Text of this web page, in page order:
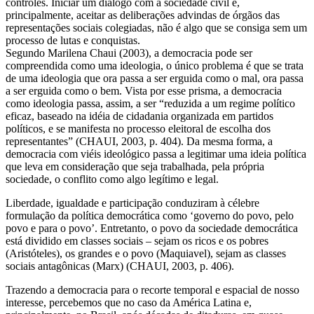
principalmente, aceitar as deliberações advindas de órgãos das
representações sociais colegiadas, não é algo que se consiga sem um
processo de lutas e conquistas.
Segundo Marilena Chaui (2003), a democracia pode ser
compreendida como uma ideologia, o único problema é que se trata
de uma ideologia que ora passa a ser erguida como o mal, ora passa
a ser erguida como o bem. Vista por esse prisma, a democracia
como ideologia passa, assim, a ser “reduzida a um regime político
eficaz, baseado na idéia de cidadania organizada em partidos
políticos, e se manifesta no processo eleitoral de escolha dos
representantes” (CHAUI, 2003, p. 404). Da mesma forma, a
democracia com viéis ideológico passa a legitimar uma ideia política
que leva em consideração que seja trabalhada, pela própria
sociedade, o conflito como algo legítimo e legal.
Liberdade, igualdade e participação conduziram à célebre
formulação da política democrática como ‘governo do povo, pelo
povo e para o povo’. Entretanto, o povo da sociedade democrática
está dividido em classes sociais – sejam os ricos e os pobres
(Aristóteles), os grandes e o povo (Maquiavel), sejam as classes
sociais antagônicas (Marx) (CHAUI, 2003, p. 406).
Trazendo a democracia para o recorte temporal e espacial de nosso
interesse, percebemos que no caso da América Latina e,